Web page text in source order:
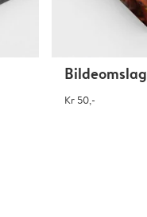
Bildeomslag
Kr 50,-